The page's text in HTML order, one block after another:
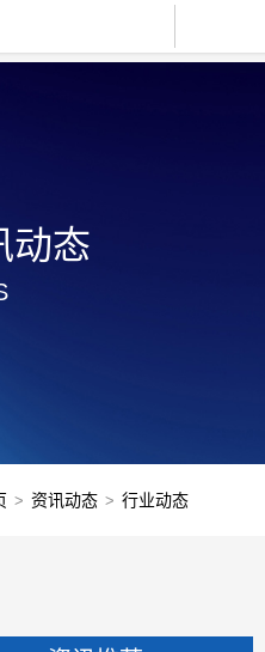
动态
> 资讯动态 > 行业动态